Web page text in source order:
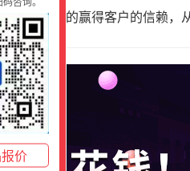
价
才可以更好的赢得客户的信赖，